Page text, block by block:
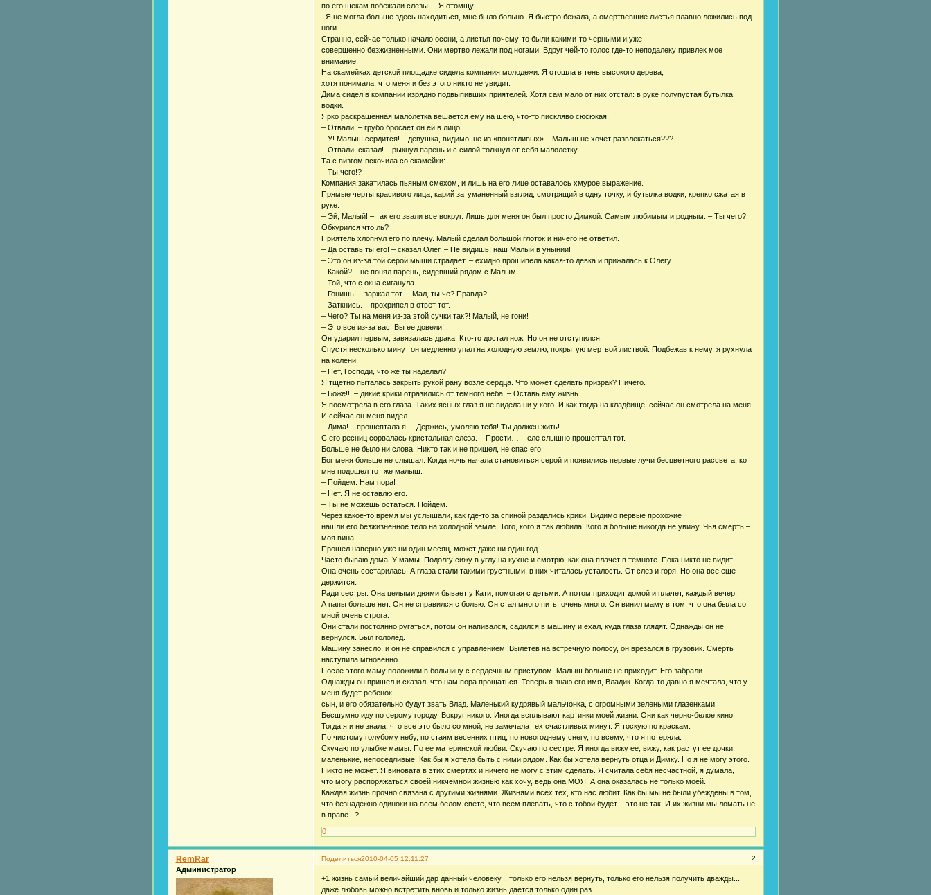
по его щекам побежали слезы. – Я отомщу.
Я не могла больше здесь находиться, мне было больно. Я быстро бежала, а омертвевшие листья плавно ложились под
ноги.
Странно, сейчас только начало осени, а листья почему-то были какими-то черными и уже
совершенно безжизненными. Они мертво лежали под ногами. Вдруг чей-то голос где-то неподалеку привлек мое
внимание.
На скамейках детской площадке сидела компания молодежи. Я отошла в тень высокого дерева,
хотя понимала, что меня и без этого никто не увидит.
Дима сидел в компании изрядно подвыпивших приятелей. Хотя сам мало от них отстал: в руке полупустая бутылка
водки.
Ярко раскрашенная малолетка вешается ему на шею, что-то пискляво сюсюкая.
– Отвали! – грубо бросает он ей в лицо.
– У! Малыш сердится! – девушка, видимо, не из «понятливых» – Малыш не хочет развлекаться???
– Отвали, сказал! – рыкнул парень и с силой толкнул от себя малолетку.
Та с визгом вскочила со скамейки:
– Ты чего!?
Компания закатилась пьяным смехом, и лишь на его лице оставалось хмурое выражение.
Прямые черты красивого лица, карий затуманенный взгляд, смотрящий в одну точку, и бутылка водки, крепко сжатая в
руке.
– Эй, Малый! – так его звали все вокруг. Лишь для меня он был просто Димкой. Самым любимым и родным. – Ты чего?
Обкурился что ль?
Приятель хлопнул его по плечу. Малый сделал большой глоток и ничего не ответил.
– Да оставь ты его! – сказал Олег. – Не видишь, наш Малый в унынии!
– Это он из-за той серой мыши страдает. – ехидно прошипела какая-то девка и прижалась к Олегу.
– Какой? – не понял парень, сидевший рядом с Малым.
– Той, что с окна сиганула.
– Гонишь! – заржал тот. – Мал, ты че? Правда?
– Заткнись. – прохрипел в ответ тот.
– Чего? Ты на меня из-за этой сучки так?! Малый, не гони!
– Это все из-за вас! Вы ее довели!..
Он ударил первым, завязалась драка. Кто-то достал нож. Но он не отступился.
Спустя несколько минут он медленно упал на холодную землю, покрытую мертвой листвой. Подбежав к нему, я рухнула
на колени.
– Нет, Господи, что же ты наделал?
Я тщетно пыталась закрыть рукой рану возле сердца. Что может сделать призрак? Ничего.
– Боже!!! – дикие крики отразились от темного неба. – Оставь ему жизнь.
Я посмотрела в его глаза. Таких ясных глаз я не видела ни у кого. И как тогда на кладбище, сейчас он смотрела на меня.
И сейчас он меня видел.
– Дима! – прошептала я. – Держись, умоляю тебя! Ты должен жить!
С его ресниц сорвалась кристальная слеза. – Прости… – еле слышно прошептал тот.
Больше не было ни слова. Никто так и не пришел, не спас его.
Бог меня больше не слышал. Когда ночь начала становиться серой и появились первые лучи бесцветного рассвета, ко
мне подошел тот же малыш.
– Пойдем. Нам пора!
– Нет. Я не оставлю его.
– Ты не можешь остаться. Пойдем.
Через какое-то время мы услышали, как где-то за спиной раздались крики. Видимо первые прохожие
нашли его безжизненное тело на холодной земле. Того, кого я так любила. Кого я больше никогда не увижу. Чья смерть –
моя вина.
Прошел наверно уже ни один месяц, может даже ни один год.
Часто бываю дома. У мамы. Подолгу сижу в углу на кухне и смотрю, как она плачет в темноте. Пока никто не видит.
Она очень состарилась. А глаза стали такими грустными, в них читалась усталость. От слез и горя. Но она все еще
держится.
Ради сестры. Она целыми днями бывает у Кати, помогая с детьми. А потом приходит домой и плачет, каждый вечер.
А папы больше нет. Он не справился с болью. Он стал много пить, очень много. Он винил маму в том, что она была со
мной очень строга.
Они стали постоянно ругаться, потом он напивался, садился в машину и ехал, куда глаза глядят. Однажды он не
вернулся. Был гололед.
Машину занесло, и он не справился с управлением. Вылетев на встречную полосу, он врезался в грузовик. Смерть
наступила мгновенно.
После этого маму положили в больницу с сердечным приступом. Малыш больше не приходит. Его забрали.
Однажды он пришел и сказал, что нам пора прощаться. Теперь я знаю его имя, Владик. Когда-то давно я мечтала, что у
меня будет ребенок,
сын, и его обязательно будут звать Влад. Маленький кудрявый мальчонка, с огромными зелеными глазенками.
Бесшумно иду по серому городу. Вокруг никого. Иногда всплывают картинки моей жизни. Они как черно-белое кино.
Тогда я и не знала, что все это было со мной, не замечала тех счастливых минут. Я тоскую по краскам.
По чистому голубому небу, по стаям весенних птиц, по новогоднему снегу, по всему, что я потеряла.
Скучаю по улыбке мамы. По ее материнской любви. Скучаю по сестре. Я иногда вижу ее, вижу, как растут ее дочки,
маленькие, непоседливые. Как бы я хотела быть с ними рядом. Как бы хотела вернуть отца и Димку. Но я не могу этого.
Никто не может. Я виновата в этих смертях и ничего не могу с этим сделать. Я считала себя несчастной, я думала,
что могу распоряжаться своей никчемной жизнью как хочу, ведь она МОЯ. А она оказалась не только моей.
Каждая жизнь прочно связана с другими жизнями. Жизнями всех тех, кто нас любит. Как бы мы не были убеждены в том,
что безнадежно одиноки на всем белом свете, что всем плевать, что с тобой будет – это не так. И их жизни мы ломать не
в праве...?
0
Поделиться 2
2010-04-05 12:11:27
RemRar
Администратор
+1 жизнь самый величайший дар данный человеку... только его нельзя вернуть, только его нельзя получить дважды...
даже любовь можно встретить вновь и только жизнь дается только один раз